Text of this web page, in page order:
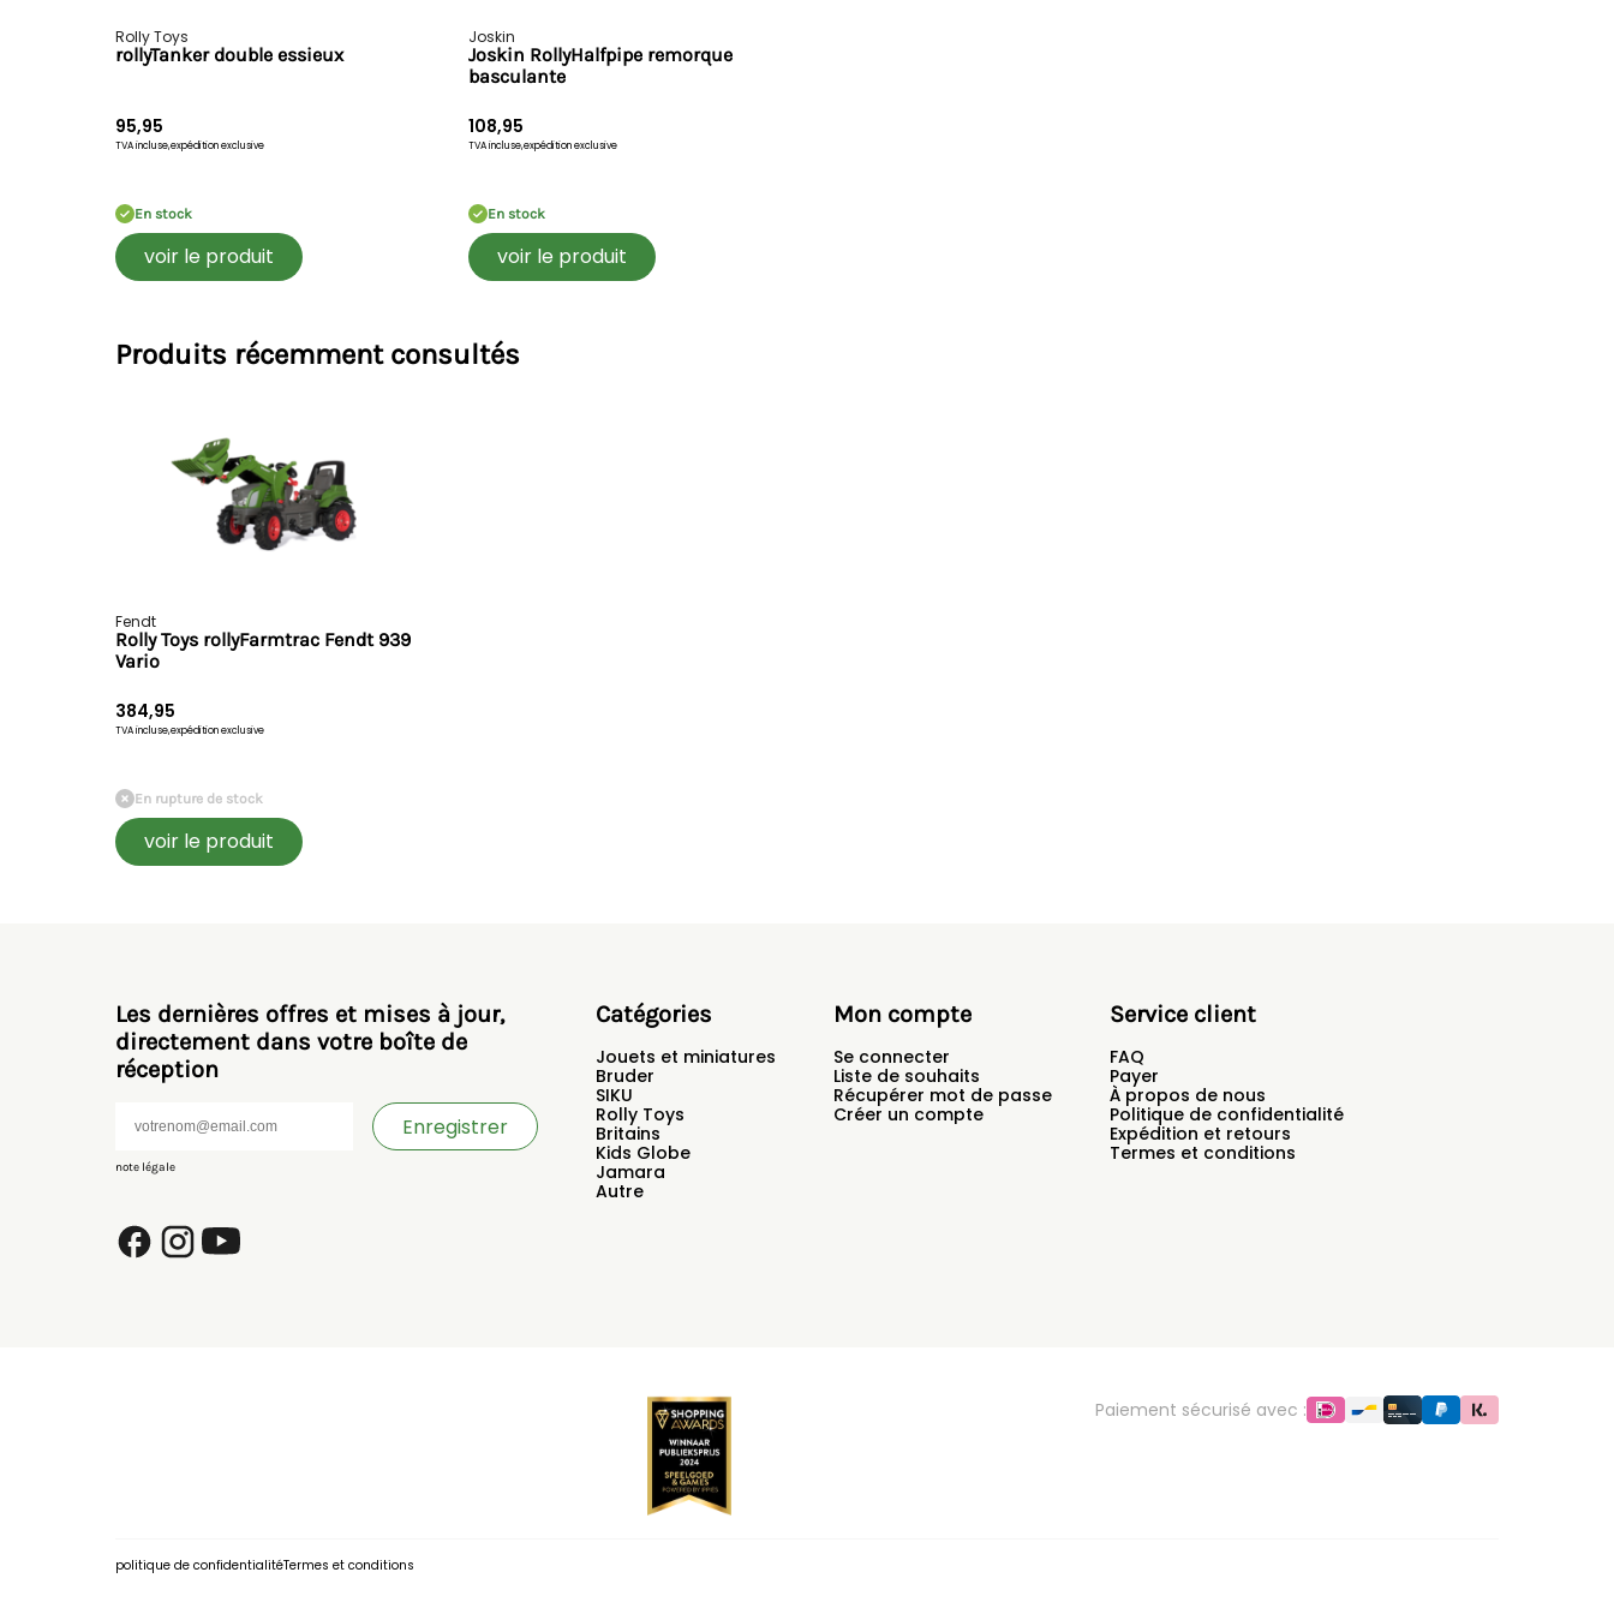
Rolly Toys
rollyTanker double essieux
95,95
TVA incluse,expédition exclusive
En stock
voir le produit
Joskin
Joskin RollyHalfpipe remorque
basculante
108,95
TVA incluse,expédition exclusive
En stock
voir le produit
Produits récemment consultés
Fendt
Rolly Toys rollyFarmtrac Fendt 939
Vario
384,95
TVA incluse,expédition exclusive
En rupture de stock
voir le produit
Les dernières offres et mises à jour,
directement dans votre boîte de
réception
Enregistrer
note légale
Catégories
Jouets et miniatures
Bruder
SIKU
Rolly Toys
Britains
Kids Globe
Jamara
Autre
Mon compte
Se connecter
Liste de souhaits
Récupérer mot de passe
Créer un compte
Service client
FAQ
Payer
À propos de nous
Politique de confidentialité
Expédition et retours
Termes et conditions
Paiement sécurisé avec :
politique de confidentialitéTermes et conditions